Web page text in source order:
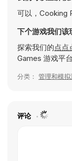
可以，Cooking
下个游戏我们该
探索我们的点点
Games 游戏平
分类： 管理和模拟
评论